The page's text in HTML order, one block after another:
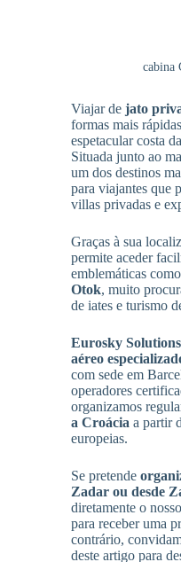
cabina
Viajar de jato
formas mais
espetacular costa
Situada junto ao
um dos destinos
para viajantes que
villas privadas e
Graças à sua
permite aceder
emblemáticas como
Otok, muito
de iates e turismo
Eurosky
aéreo
com sede em
operadores
organizamos
a Croácia a partir
europeias.
Se pretende
Zadar ou desde
diretamente o nosso
para receber uma
contrário,
deste artigo para